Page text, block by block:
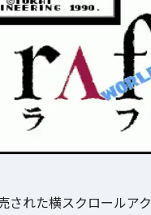
された横スクロールア